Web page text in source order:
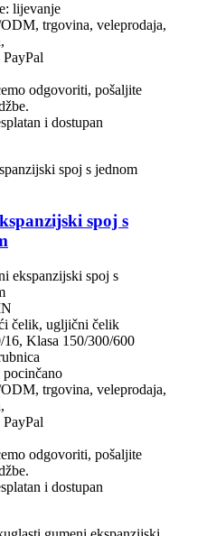
lijevanje
trgovina, veleprodaja,
odgovoriti, pošaljite
i dostupan
spoj s
ekspanzijski spoj s
čelik, ugljični čelik
Klasa 150/300/600
trgovina, veleprodaja,
odgovoriti, pošaljite
i dostupan